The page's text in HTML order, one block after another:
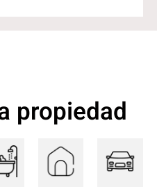
propiedad